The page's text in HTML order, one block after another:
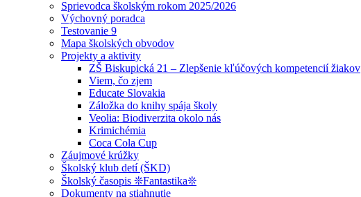
Sprievodca školským rokom 2025/2026
Výchovný poradca
Testovanie 9
Mapa školských obvodov
Projekty a aktivity
ZŠ Biskupická 21 – Zlepšenie kľúčových kompetencií žiakov
Viem, čo zjem
Educate Slovakia
Záložka do knihy spája školy
Veolia: Biodiverzita okolo nás
Krimichémia
Coca Cola Cup
Záujmové krúžky
Školský klub detí (ŠKD)
Školský časopis ❊Fantastika❊
Dokumenty na stiahnutie